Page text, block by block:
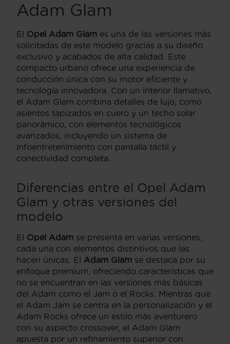
Adam Glam
El Opel Adam Glam es una de las versiones más
solicitadas de este modelo gracias a su diseño
exclusivo y acabados de alta calidad. Este
compacto urbano ofrece una experiencia de
conducción única con su motor eficiente y
tecnología innovadora. Con un interior llamativo,
el Adam Glam combina detalles de lujo, como
asientos tapizados en cuero y un techo solar
panorámico, con elementos tecnológicos
avanzados, incluyendo un sistema de
infoentretenimiento con pantalla táctil y
conectividad completa.
Diferencias entre el Opel Adam
Glam y otras versiones del
modelo
El Opel Adam se presenta en varias versiones,
cada una con elementos distintivos que las
hacen únicas. El Adam Glam se destaca por su
enfoque premium, ofreciendo características que
no se encuentran en las versiones más básicas
del Adam como el Jam o el Rocks. Mientras que
el Adam Jam se centra en la personalización y el
Adam Rocks ofrece un estilo más aventurero
con su aspecto crossover, el Adam Glam
apuesta por un refinamiento superior con